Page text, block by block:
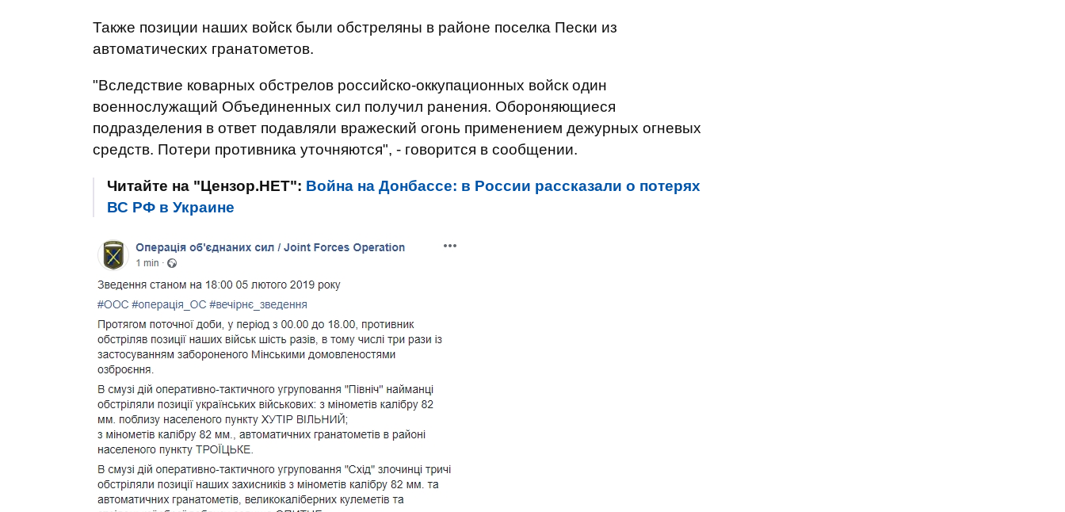
Также позиции наших войск были обстреляны в районе поселка Пески из
автоматических гранатометов.
"Вследствие коварных обстрелов российско-оккупационных войск один
военнослужащий Объединенных сил получил ранения. Обороняющиеся
подразделения в ответ подавляли вражеский огонь применением дежурных огневых
средств. Потери противника уточняются", - говорится в сообщении.
Читайте на "Цензор.НЕТ": Война на Донбассе: в России рассказали о потерях
ВС РФ в Украине